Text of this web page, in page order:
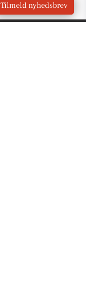
Tilmeld nyhedsbrev